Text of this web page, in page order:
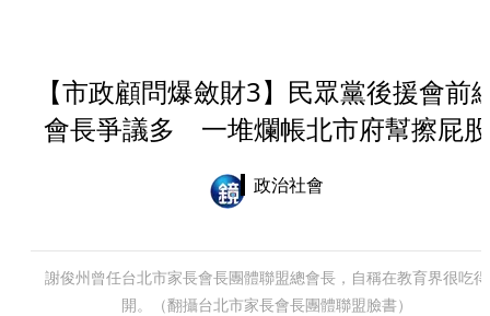
【市政顧問爆斂財3】民眾黨後援會前
會長爭議多 一堆爛帳北市府幫擦屁股
政治社會
謝俊州曾任台北市家長會長團體聯盟總會長，自稱在教育界很吃得
開。（翻攝台北市家長會長團體聯盟臉書）